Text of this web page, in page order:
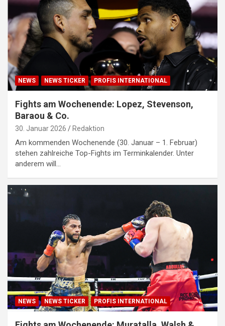
NEWS NEWS TICKER PROFIS INTERNATIONAL
Fights am Wochenende: Lopez, Stevenson,
Baraou & Co.
30. Januar 2026 Redaktion
Am kommenden Wochenende (30. Januar – 1. Februar)
stehen zahlreiche Top-Fights im Terminkalender. Unter
anderem will…
NEWS NEWS TICKER PROFIS INTERNATIONAL